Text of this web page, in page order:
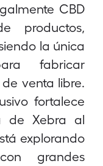
CBD
productos,
la única
fabricar
venta libre.
fortalece
de Xebra al
explorando
grandes